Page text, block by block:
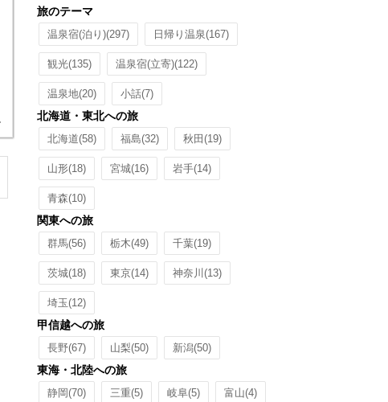
旅のテーマ
温泉宿(泊り)(297) 日帰り温泉(167)
観光(135) 温泉宿(立寄)(122)
温泉地(20) 小話(7)
北海道・東北への旅
北海道(58) 福島(32) 秋田 (19)
山形(18) 宮城(16) 岩手(14)
青森(10)
関東への旅
群馬(56) 栃木(49) 千葉(19)
茨城(18) 東京(14) 神奈川 (13)
埼玉(12)
甲信越への旅
長野(67) 山梨(50) 新潟(50)
東海・北陸への旅
静岡(70) 三重(5) 岐阜(5) 富山(4)